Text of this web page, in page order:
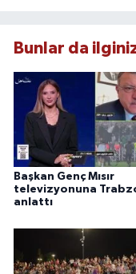
Bunlar da
Başkan Genç Mısır
televizyonuna
anlattı